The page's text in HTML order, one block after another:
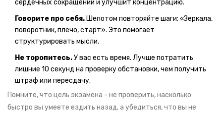
сердечных сокращений и улучшит концентрацию.
Говорите про себя. Шепотом повторяйте шаги: «Зеркала,
поворотник, плечо, старт». Это помогает
структурировать мысли.
Не торопитесь.У вас есть время. Лучше потратить
лишние 10 секунд на проверку обстановки, чем получить
штраф или пересдачу.
Помните, что цель экзамена - не проверить, насколько
быстро вы умеете ездить назад, а убедиться, что вы не